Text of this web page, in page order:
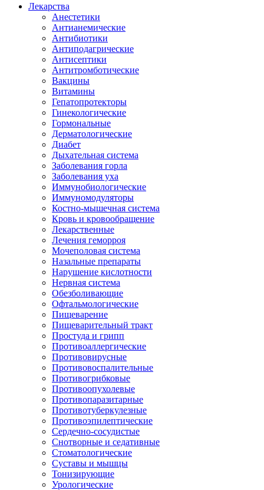
Лекарства
Анестетики
Антианемические
Антибиотики
Антиподагрические
Антисептики
Антитромботические
Вакцины
Витамины
Гепатопротекторы
Гинекологические
Гормональные
Дерматологические
Диабет
Дыхательная система
Заболевания горла
Заболевания уха
Иммунобиологические
Иммуномодуляторы
Костно-мышечная система
Кровь и кровообращение
Лекарственные
Лечения геморроя
Мочеполовая система
Назальные препараты
Нарушение кислотности
Нервная система
Обезболивающие
Офтальмологические
Пищеварение
Пищеварительный тракт
Простуда и грипп
Противоаллергические
Противовирусные
Противовоспалительные
Противогрибковые
Противоопухолевые
Противопаразитарные
Противотуберкулезные
Противоэпилептические
Сердечно-сосудистые
Снотворные и седативные
Стоматологические
Суставы и мышцы
Тонизирующие
Урологические